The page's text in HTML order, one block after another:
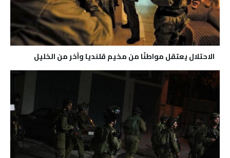
الاحتلال يعتقل مواطنًا من مخيم قلنديا وآخر من الخليل